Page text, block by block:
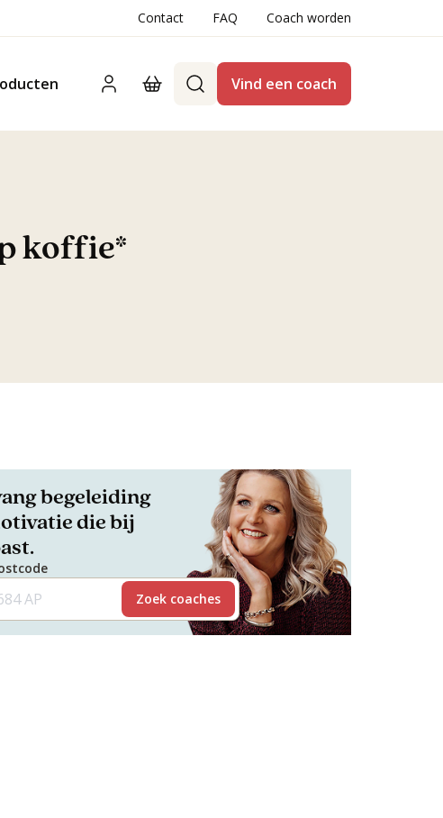
Contact FAQ Coach worden
Vind een coach
koffie*
begeleiding
die bij
Zoek coaches